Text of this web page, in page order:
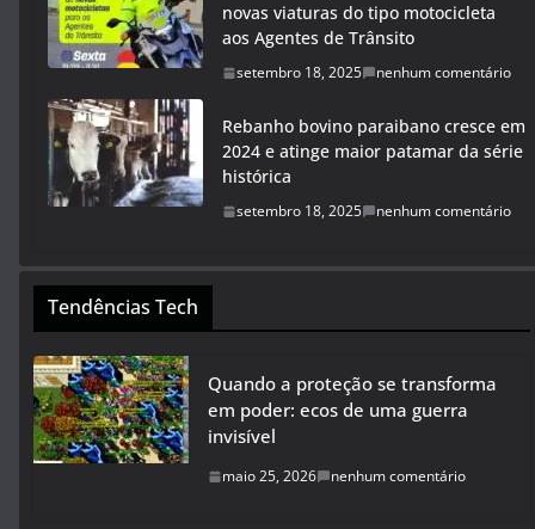
novas viaturas do tipo motocicleta
aos Agentes de Trânsito
setembro 18, 2025 nenhum comentário
Rebanho bovino paraibano cresce em
2024 e atinge maior patamar da série
histórica
setembro 18, 2025 nenhum comentário
Tendências Tech
Quando a proteção se transforma
em poder: ecos de uma guerra
invisível
maio 25, 2026 nenhum comentário